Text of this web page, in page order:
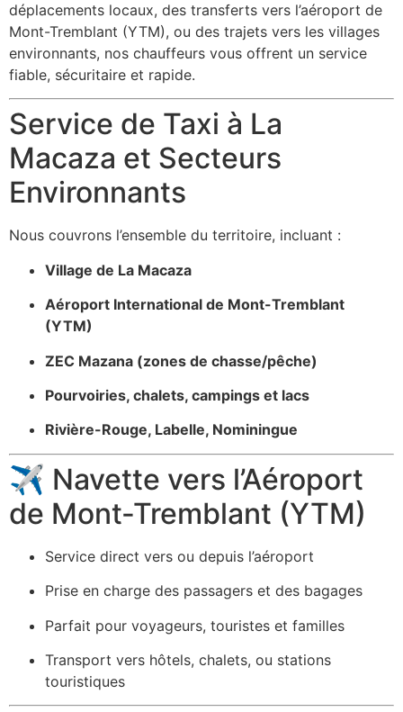
déplacements locaux, des transferts vers l’aéroport de
Mont-Tremblant (YTM), ou des trajets vers les villages
environnants, nos chauffeurs vous offrent un service
fiable, sécuritaire et rapide.
Service de Taxi à La
Macaza et Secteurs
Environnants
Nous couvrons l’ensemble du territoire, incluant :
Village de La Macaza
Aéroport International de Mont-Tremblant
(YTM)
ZEC Mazana (zones de chasse/pêche)
Pourvoiries, chalets, campings et lacs
Rivière-Rouge, Labelle, Nominingue
✈️ Navette vers l’Aéroport
de Mont-Tremblant (YTM)
Service direct vers ou depuis l’aéroport
Prise en charge des passagers et des bagages
Parfait pour voyageurs, touristes et familles
Transport vers hôtels, chalets, ou stations
touristiques